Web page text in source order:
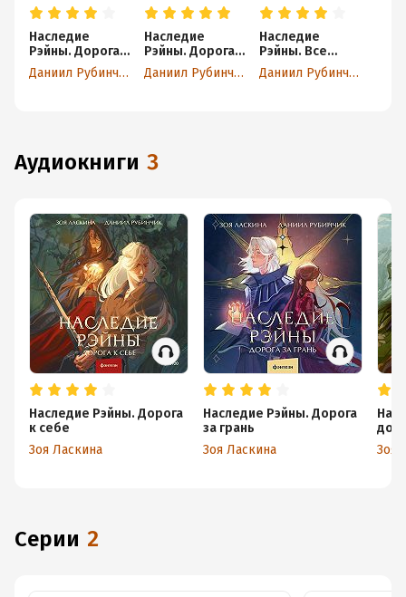
Наследие
Рэйны. Дорога к
себе
Даниил Рубинчик
Наследие
Рэйны. Дорога
за грань
Даниил Рубинчик
Наследие
Рэйны. Все
дороги мира
Даниил Рубинчик
аудиокниги 3
Наследие Рэйны. Дорога
к себе
Зоя Ласкина
Наследие Рэйны. Дорога
за грань
Зоя Ласкина
Зоя
Серии 2